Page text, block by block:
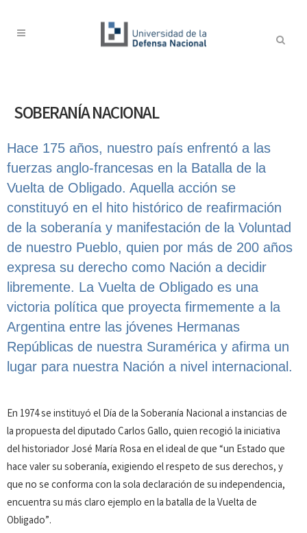
SOBERANÍA NACIONAL
Hace 175 años, nuestro país enfrentó a las
fuerzas anglo-francesas en la Batalla de la
Vuelta de Obligado. Aquella acción se
constituyó en el hito histórico de reafirmación
de la soberanía y manifestación de la Voluntad
de nuestro Pueblo, quien por más de 200 años
expresa su derecho como Nación a decidir
libremente. La Vuelta de Obligado es una
victoria política que proyecta firmemente a la
Argentina entre las jóvenes Hermanas
Repúblicas de nuestra Suramérica y afirma un
lugar para nuestra Nación a nivel internacional.
En 1974 se instituyó el Día de la Soberanía Nacional a instancias de
la propuesta del diputado Carlos Gallo, quien recogió la iniciativa
del historiador José María Rosa en el ideal de que “un Estado que
hace valer su soberanía, exigiendo el respeto de sus derechos, y
que no se conforma con la sola declaración de su independencia,
encuentra su más claro ejemplo en la batalla de la Vuelta de
Obligado”.